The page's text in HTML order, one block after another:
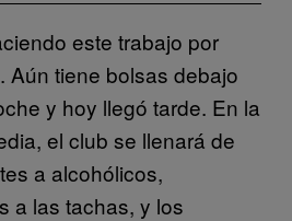
este trabajo por
Aún tiene bolsas debajo
y hoy llegó tarde. En la
el club se llenará de
a alcohólicos,
a las tachas, y los